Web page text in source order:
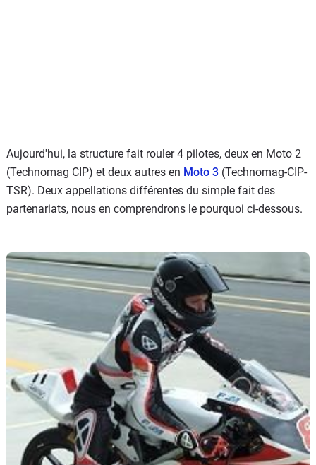
Aujourd'hui, la structure fait rouler 4 pilotes, deux en Moto 2
(Technomag CIP) et deux autres en Moto 3 (Technomag-CIP-
TSR). Deux appellations différentes du simple fait des
partenariats, nous en comprendrons le pourquoi ci-dessous.